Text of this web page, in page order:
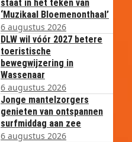
staat in het teken van
‘Muzikaal Bloemenonthaal’
6 augustus 2026
DLW wil vóór 2027 betere
toeristische
bewegwijzering in
Wassenaar
6 augustus 2026
Jonge mantelzorgers
genieten van ontspannen
surfmiddag aan zee
6 augustus 2026